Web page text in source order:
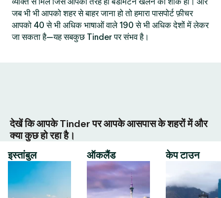
जब भी भी आपको शहर से बाहर जाना हो तो हमारा पासपोर्ट फ़ीचर
आपको 40 से भी अधिक भाषाओं वाले 190 से भी अधिक देशों में लेकर
जा सकता है—यह सबकुछ Tinder पर संभव है।
देखें कि आपके Tinder पर आपके आसपास के शहरों में और
क्या कुछ हो रहा है।
इस्तांबुल
ऑकलैंड केप टाउन